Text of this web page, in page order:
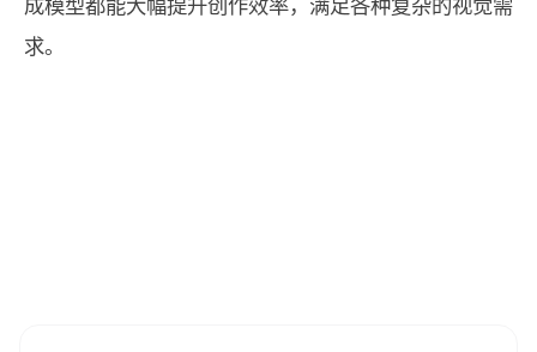
成模型都能大幅提升创作效率，满足各种复杂的视觉需
求。